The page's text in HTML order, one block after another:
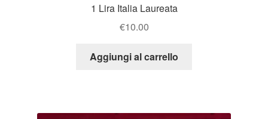
1 Lira Italia Laureata
€10.00
Aggiungi al carrello